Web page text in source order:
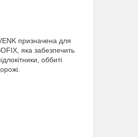
призначена для
яка забезпечить
оббиті